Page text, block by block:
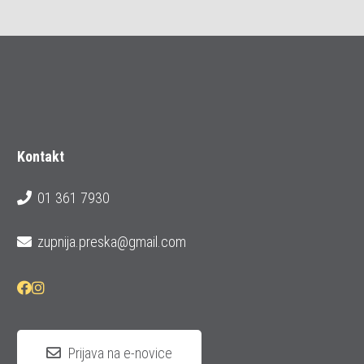
Kontakt
01 361 7930
zupnija.preska@gmail.com
Prijava na e-novice